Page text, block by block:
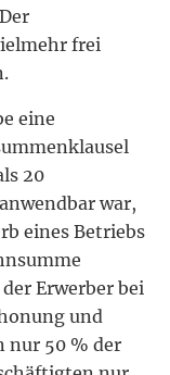
frei
eine
20
war,
eines Betriebs
Erwerber bei
und
nur 50 % der